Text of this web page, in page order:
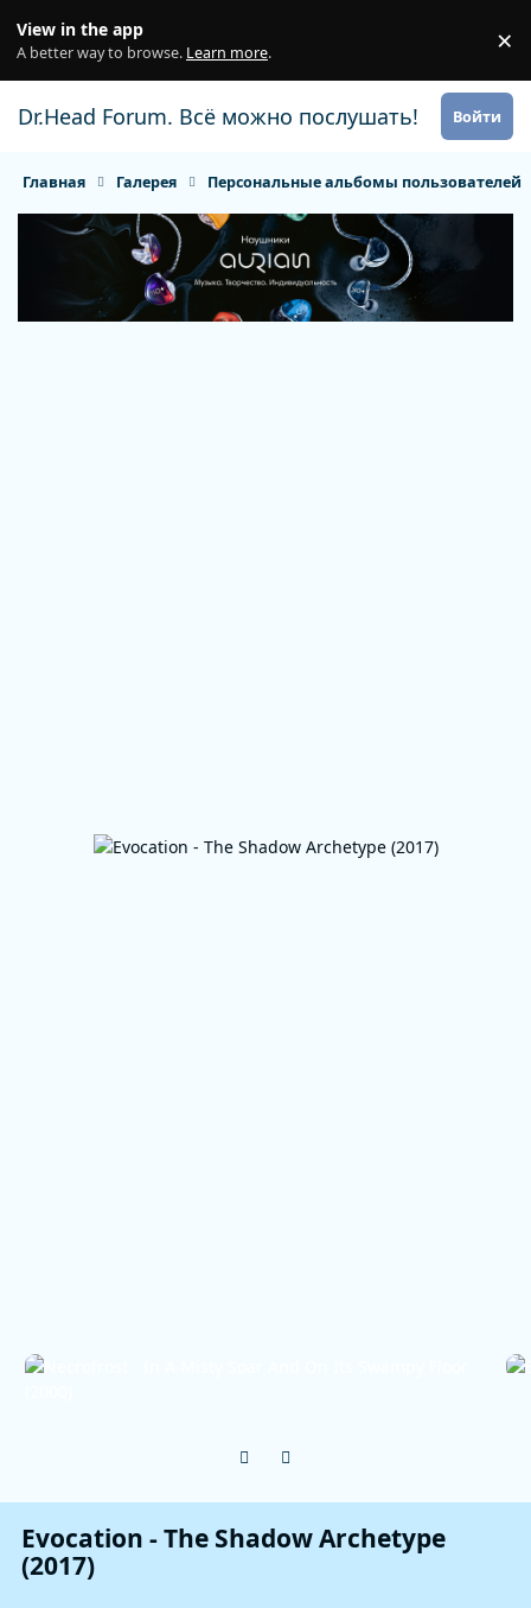
View in the app
A better way to browse. Learn more. ×
Dr.Head Forum. Всё можно послушать! Войти
Главная Галерея Персональные альбомы пользователей
Previous carousel slide
Next carousel slide
Evocation - The Shadow Archetype
(2017)